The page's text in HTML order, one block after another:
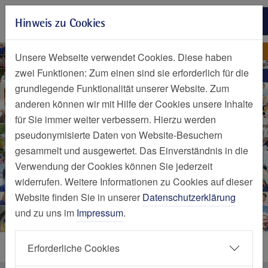
Zur Hauptnavigation springen
Zum Seiteninhalt springen
Zum Seitenende springen
Tagesklinik für Orthopädie
Tagesklinik für Orthopädie
Leistungen
Hinweis zu Cookies
Unsere Webseite verwendet Cookies. Diese haben
zwei Funktionen: Zum einen sind sie erforderlich für die
grundlegende Funktionalität unserer Website. Zum
anderen können wir mit Hilfe der Cookies unsere Inhalte
für Sie immer weiter verbessern. Hierzu werden
pseudonymisierte Daten von Website-Besuchern
gesammelt und ausgewertet. Das Einverständnis in die
Verwendung der Cookies können Sie jederzeit
widerrufen. Weitere Informationen zu Cookies auf dieser
Website finden Sie in unserer Datenschutzerklärung
und zu uns im Impressum.
Erforderliche Cookies